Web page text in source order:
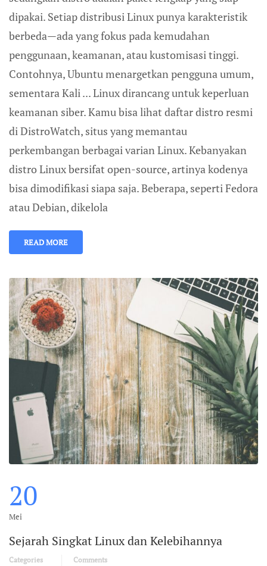
dipakai. Setiap distribusi Linux punya karakteristik
berbeda—ada yang fokus pada kemudahan
penggunaan, keamanan, atau kustomisasi tinggi.
Contohnya, Ubuntu menargetkan pengguna umum,
sementara Kali ... Linux dirancang untuk keperluan
keamanan siber. Kamu bisa lihat daftar distro resmi
di DistroWatch, situs yang memantau
perkembangan berbagai varian Linux. Kebanyakan
distro Linux bersifat open-source, artinya kodenya
bisa dimodifikasi siapa saja. Beberapa, seperti Fedora
atau Debian, dikelola
READ MORE
20
Mei
Sejarah Singkat Linux dan Kelebihannya
Categories
Comments